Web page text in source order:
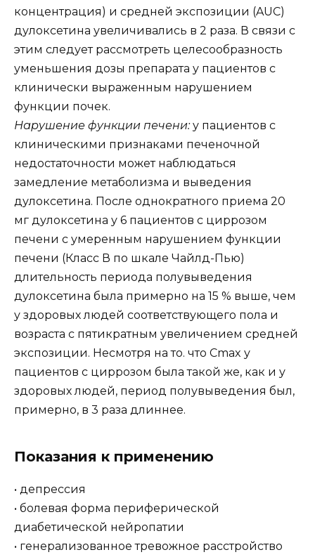
концентрация) и средней экспозиции (AUC)
дулоксетина увеличивались в 2 раза. В связи с
этим следует рассмотреть целесообразность
уменьшения дозы препарата у пациентов с
клинически выраженным нарушением
функции почек.
Нарушение функции печени:у пациентов с
клиническими признаками печеночной
недостаточности может наблюдаться
замедление метаболизма и выведения
дулоксетина. После однократного приема 20
мг дулоксетина у 6 пациентов с циррозом
печени с умеренным нарушением функции
печени (Класс В по шкале Чайлд-Пью)
длительность периода полувыведения
дулоксетина была примерно на 15 % выше, чем
у здоровых людей соответствующего пола и
возраста с пятикратным увеличением средней
экспозиции. Несмотря на то. что Сmax у
пациентов с циррозом была такой же, как и у
здоровых людей, период полувыведения был,
примерно, в 3 раза длиннее.
Показания к применению
• депрессия
• болевая форма периферической
диабетической нейропатии
• генерализованное тревожное расстройство